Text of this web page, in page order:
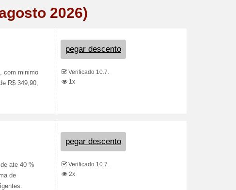
2026)
com minimo
R$ 349,90;
pegar descento
Verificado 10.7.
1x
ate 40 %
de
pegar descento
Verificado 10.7.
2x